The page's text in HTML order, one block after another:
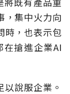
，集中火力向
時，也表示包
搶進企業AI
說服企業。